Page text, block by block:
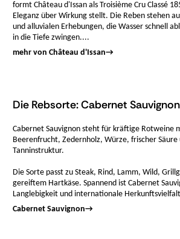
formt Château d'Issan als Troisième Cru Classé
Eleganz über Wirkung stellt. Die Reben stehen
und alluvialen Erhebungen, die Wasser schnell
in die Tiefe zwingen....
mehr von Château d'Issan→
Die Rebsorte: Cabernet Sauvignon
Cabernet Sauvignon steht für kräftige Rotweine
Beerenfrucht, Zedernholz, Würze, frischer
Tanninstruktur.
Die Sorte passt zu Steak, Rind, Lamm, Wild,
gereiftem Hartkäse. Spannend ist Cabernet
Langlebigkeit und internationale
Cabernet Sauvignon→